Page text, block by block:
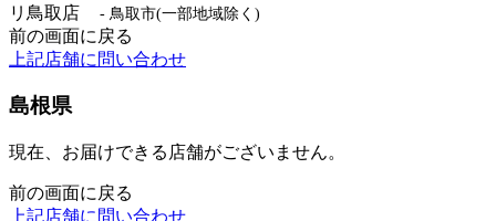
リ鳥取店
- 鳥取市(一部地域除く)
前の画面に戻る
上記店舗に問い合わせ
島根県
現在、お届けできる店舗がございません。
前の画面に戻る
上記店舗に問い合わせ